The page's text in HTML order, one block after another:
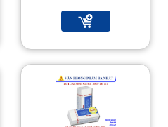
là:
8,000 ₫.
tại
là: